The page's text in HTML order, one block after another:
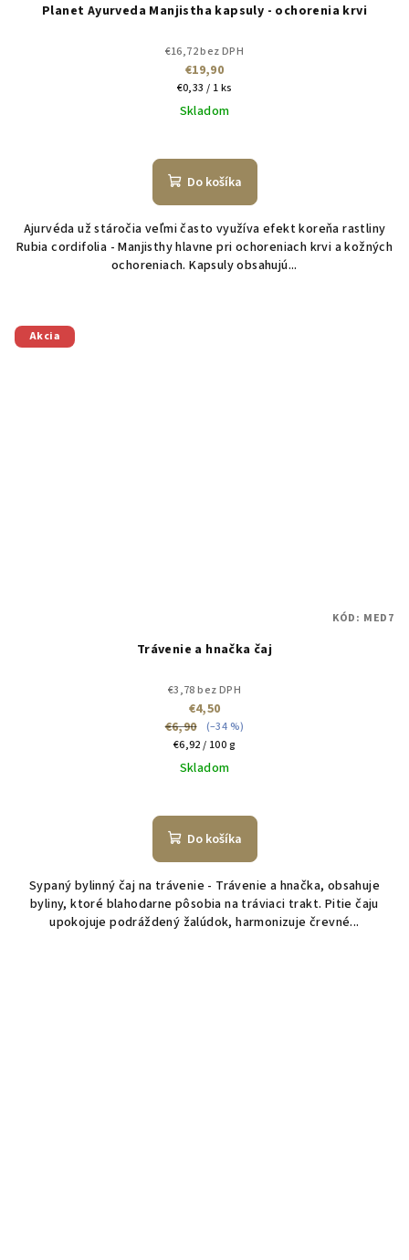
Planet Ayurveda Manjistha kapsuly - ochorenia krvi
€16,72 bez DPH
€19,90
Jednotková
cena:
€0,33 / 1 ks
Skladom
Do košíka
Ajurvéda už stáročia veľmi často využíva efekt koreňa rastliny
Rubia cordifolia - Manjisthy hlavne pri ochoreniach krvi a kožných
ochoreniach. Kapsuly obsahujú...
Akcia
Trávenie a hnačka čaj
€3,78 bez DPH
€4,50
€6,90
(–34 %)
Jednotková
cena:
€6,92 / 100 g
Skladom
Do košíka
Sypaný bylinný čaj na trávenie - Trávenie a hnačka, obsahuje
byliny, ktoré blahodarne pôsobia na tráviaci trakt. Pitie čaju
upokojuje podráždený žalúdok, harmonizuje črevné...
KÓD: MED7